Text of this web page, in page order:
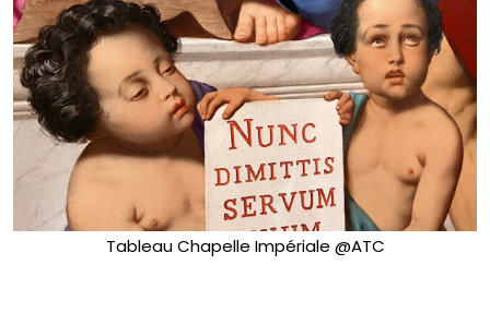
Tableau Chapelle Impériale @ATC